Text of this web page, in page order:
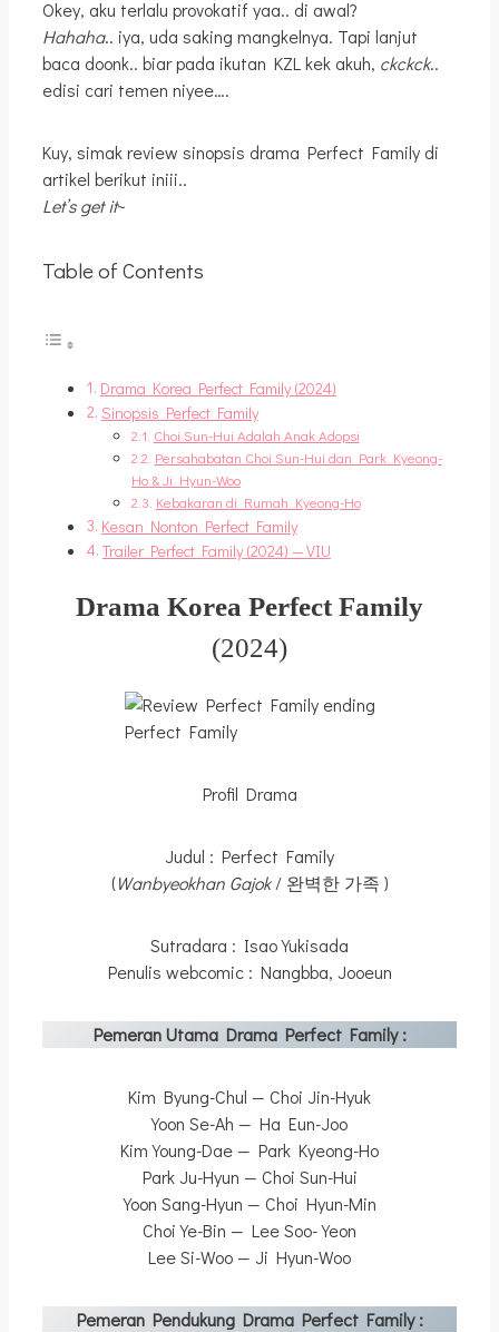
Okey, aku terlalu provokatif yaa.. di awal?
Hahaha.. iya, uda saking mangkelnya. Tapi lanjut
baca doonk.. biar pada ikutan KZL kek akuh, ckckck..
edisi cari temen niyee….
Kuy, simak review sinopsis drama Perfect Family di
artikel berikut iniii..
Let’s get it~
Table of Contents
Drama Korea Perfect Family (2024)
Sinopsis Perfect Family
Choi Sun-Hui Adalah Anak Adopsi
Persahabatan Choi Sun-Hui dan Park Kyeong-
Ho & Ji Hyun-Woo
Kebakaran di Rumah Kyeong-Ho
Kesan Nonton Perfect Family
Trailer Perfect Family (2024) — VIU
Drama Korea Perfect Family
(2024)
Perfect Family
Profil Drama
Judul : Perfect Family
(Wanbyeokhan Gajok/ 완벽한 가족 )
Sutradara : Isao Yukisada
Penulis webcomic : Nangbba, Jooeun
Pemeran Utama Drama Perfect Family :
Kim Byung-Chul — Choi Jin-Hyuk
Yoon Se-Ah — Ha Eun-Joo
Kim Young-Dae — Park Kyeong-Ho
Park Ju-Hyun — Choi Sun-Hui
Yoon Sang-Hyun — Choi Hyun-Min
Choi Ye-Bin — Lee Soo-Yeon
Lee Si-Woo — Ji Hyun-Woo
Pemeran Pendukung Drama Perfect Family :